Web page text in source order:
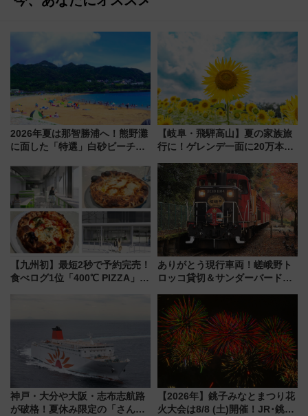
2026年夏は那智勝浦へ！熊野灘
に面した「特選」白砂ビーチは
会」は8月11日開催！
【岐阜・飛騨高山】夏の家族旅
行に！ゲレンデ一面に20万本の
アひまわり園」開園
【九州初】最短2秒で予約完売！
食べログ1位「400℃ PIZZA」が
ありがとう現行車両！嵯峨野ト
ロッコ貸切＆サンダーバードレ
斉藤雪乃＆福原トシヒロと行
く！9月13日「京都の鉄道満喫
ツアー」開催
神戸・大分や大阪・志布志航路
が破格！夏休み限定の「さんふ
【2026年】銚子みなとまつり花
火大会は8/8 (土)開催！JR･銚子